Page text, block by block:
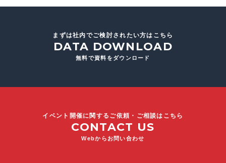
まずは社内でご検討されたい方はこちら
DATA DOWNLOAD
無料で資料をダウンロード
イベント開催に関するご依頼・ご相談はこちら
CONTACT US
Webからお問い合わせ